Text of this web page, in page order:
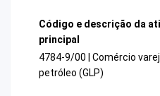
Código e descrição da
principal
4784-9/00 | Comércio
petróleo (GLP)